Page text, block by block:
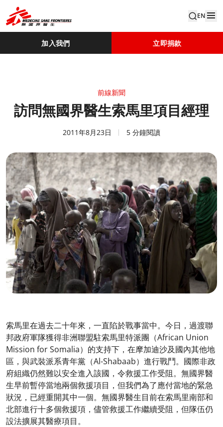
EN
加入我們 立即捐款
前線新聞
訪問無國界醫生索馬里項目經理
2011年8月23日 5 分鐘閱讀
索馬里在過去二十年來，一直陷於戰事當中。今日，過渡聯
邦政府軍隊獲得非洲聯盟駐索馬里特派團（African Union
Mission for Somalia）的支持下，在摩加迪沙及國內其他地
區，與武裝派系青年黨（Al-Shabaab）進行戰鬥。國際非政
府組織仍然難以安全進入該國，令救援工作受阻。無國界醫
生早前暫停當地兩個救援項目，但我們為了應付當地的緊急
狀況，已經重開其中一個。無國界醫生目前在索馬里南部和
北部進行十多個救援項，儘管救援工作繼續受阻，但隊伍仍
設法擴展其醫療項目。